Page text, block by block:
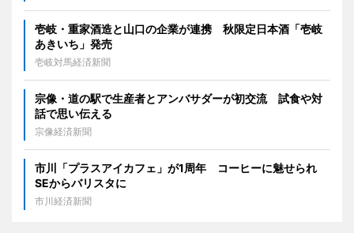
壱岐・重家酒造と山口の企業が連携 秋限定日本酒「壱岐
あきいち」発売
壱岐対馬経済新聞
宗像・道の駅で生産者とアンバサダーが初交流 試食や対
話で思い伝える
宗像経済新聞
市川「プラスアイカフェ」が1周年 コーヒーに魅せられ
SEからバリスタに
市川経済新聞